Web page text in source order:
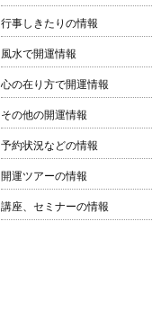
行事しきたりの情報
風水で開運情報
心の在り方で開運情報
その他の開運情報
予約状況などの情報
開運ツアーの情報
講座、セミナーの情報